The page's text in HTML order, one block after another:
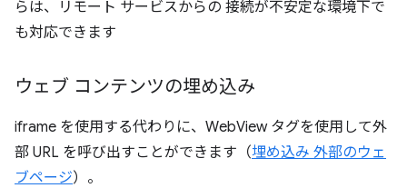
らは、リモート サービスからの 接続が不安定な環境下で
も対応できます
ウェブ コンテンツの埋め込み
iframe を使用する代わりに、WebView タグを使用して外
部 URL を呼び出すことができます（埋め込み 外部のウェ
ブページ）。